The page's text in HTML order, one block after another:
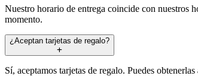
Nuestro horario de entrega coincide con nuestros
momento.
¿Aceptan tarjetas de regalo?
Sí, aceptamos tarjetas de regalo. Puedes